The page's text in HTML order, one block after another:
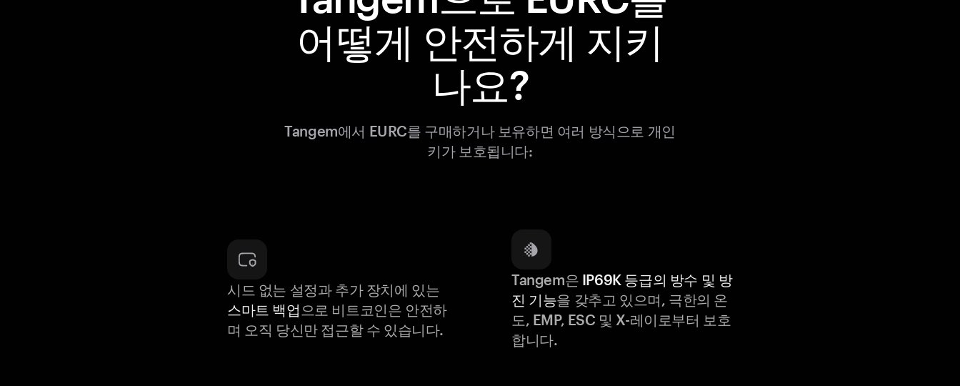
어떻게 안전하게 지키
나요?
Tangem에서 EURC를 구매하거나 보유하면 여러 방식으로 개인
키가 보호됩니다:
시드 없는 설정과 추가 장치에 있는
스마트 백업 으로 비트코인은 안전하
며 오직 당신만 접근할 수 있습니다.
Tangem은 IP69K 등급의 방수 및 방
진 기능을 갖추고 있으며, 극한의 온
도, EMP, ESC 및 X-레이로부터 보호
합니다.